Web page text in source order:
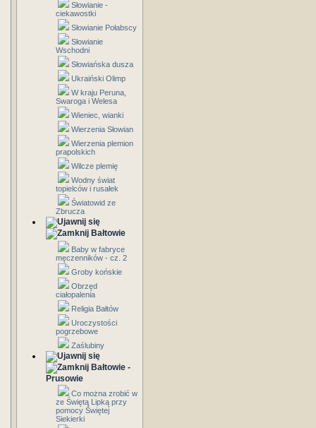
Słowianie -
ciekawostki
Słowianie Połabscy
Słowianie
Wschodni
Słowiańska dusza
Ukraiński Olimp
W kraju Peruna,
Swaroga i Welesa
Wieniec, wianki
Wierzenia Słowian
Wierzenia plemion
prapolskich
Wilcze plemię
Wodny świat
topielców i rusałek
Światowid ze
Zbrucza
Bałtowie
Baby w fabryce
męczenników - cz. 2
Groby końskie
Obrzęd
ciałopalenia
Religia Bałtów
Uroczystości
pogrzebowe
Zaślubiny
Bałtowie -
Prusowie
Co można zrobić w
ze Świętą Lipką przy
pomocy Świętej
Siekierki